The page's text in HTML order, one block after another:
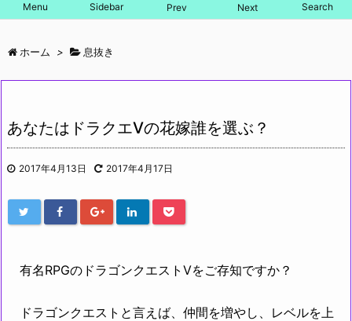
Menu Sidebar Prev Next Search
ホーム > 息抜き
あなたはドラクエVの花嫁誰を選ぶ？
2017年4月13日 2017年4月17日
有名RPGのドラゴンクエストVをご存知ですか？
ドラゴンクエストと言えば、仲間を増やし、レベルを上